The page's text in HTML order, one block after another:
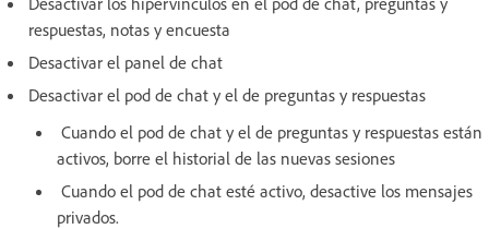
respuestas, notas y encuesta
Desactivar el panel de chat
Desactivar el pod de chat y el de preguntas y respuestas
Cuando el pod de chat y el de preguntas y respuestas están
activos, borre el historial de las nuevas sesiones
Cuando el pod de chat esté activo, desactive los mensajes
privados.